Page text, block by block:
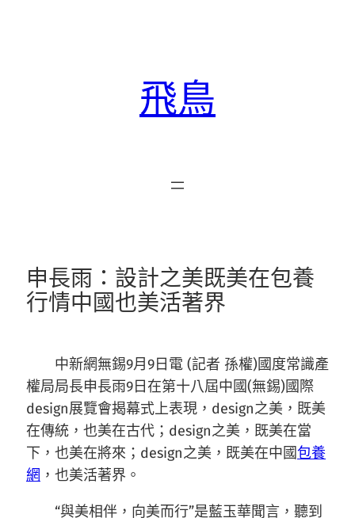
飛鳥
申長雨：設計之美既美在包養
行情中國也美活著界
中新網無錫9月9日電 (記者 孫權)國度常識產
權局局長申長雨9日在第十八屆中國(無錫)國際
design展覽會揭幕式上表現，design之美，既美
在傳統，也美在古代；design之美，既美在當
下，也美在將來；design之美，既美在中國包養
網 ，也美活著界。
“與美相伴，向美而行”是藍玉華聞言，聽到